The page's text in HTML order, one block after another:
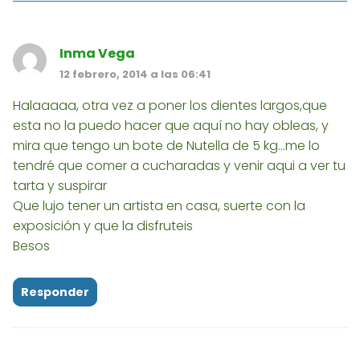
Inma Vega
12 febrero, 2014 a las 06:41
Halaaaaa, otra vez a poner los dientes largos,que
esta no la puedo hacer que aquí no hay obleas, y
mira que tengo un bote de Nutella de 5 kg...me lo
tendré que comer a cucharadas y venir aqui a ver tu
tarta y suspirar
Que lujo tener un artista en casa, suerte con la
exposición y que la disfruteis
Besos
Responder